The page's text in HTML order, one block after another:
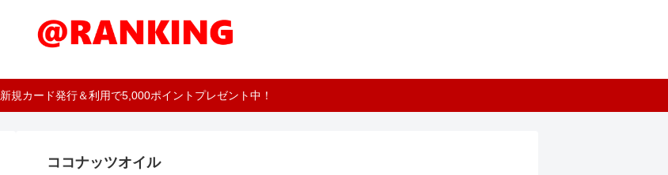
新規カード発行＆利用で5,000ポイントプレゼント中！
ココナッツオイル